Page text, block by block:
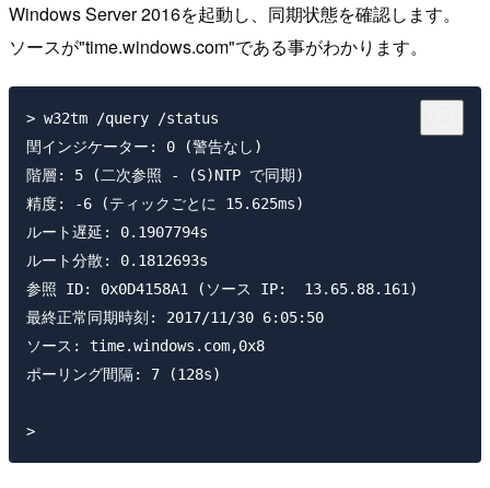
Windows Server 2016を起動し、同期状態を確認します。
ソースが"time.windows.com"である事がわかります。
> w32tm /query /status
閏インジケーター: 0 (警告なし)
階層: 5 (二次参照 - (S)NTP で同期)
精度: -6 (ティックごとに 15.625ms)
ルート遅延: 0.1907794s
ルート分散: 0.1812693s
参照 ID: 0x0D4158A1 (ソース IP:  13.65.88.161)
最終正常同期時刻: 2017/11/30 6:05:50
ソース: time.windows.com,0x8
ポーリング間隔: 7 (128s)